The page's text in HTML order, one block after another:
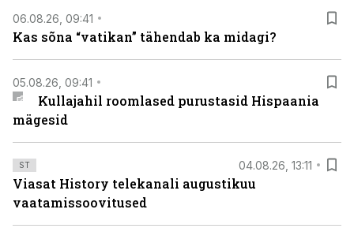
06.08.26, 09:41
Kas sõna “vatikan” tähendab ka midagi?
05.08.26, 09:41
Kullajahil roomlased purustasid Hispaania
mägesid
ST 04.08.26, 13:11
Viasat History telekanali augustikuu
vaatamissoovitused